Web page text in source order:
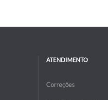
ATENDIMENTO
Correções